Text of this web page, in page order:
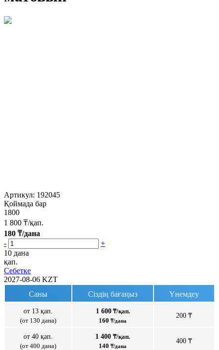
Артикул: 192045
Қоймада бар
1800
1 800 ₸/қап.
180 ₸/дана
-
+
10 дана
қап.
Себетке
2027-08-06 KZT
Саны
Сіздің бағаңыз Үнемдеу
от 13 қап.
(от 130 дана)
1 600₸/қап.
160 ₸/дана
200 ₸
от 40 қап.
(от 400 дана)
1 400 ₸/қап.
140 ₸/дана
400 ₸